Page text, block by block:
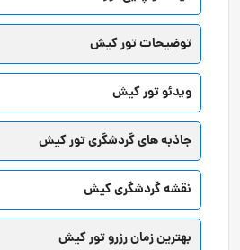
توضیحات تور کیش
ویدئو تور کیش
جاذبه های گردشگری تور کیش
نقشه گردشگری کیش
بهترین زمان رزرو تور کیش